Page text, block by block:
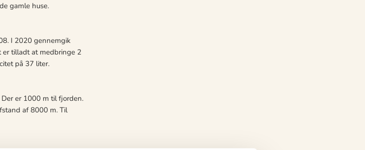
gamle huse.
I 2020 gennemgik
er tilladt at medbringe 2
på 37 liter.
er 1000 m til fjorden.
af 8000 m. Til